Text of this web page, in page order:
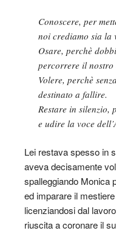
Conoscere, per
noi crediamo sia la
Osare, perchè
percorrere il nostro
Volere, perchè
destinato a fallire.
Restare in silenzio,
e udire la voce
Lei restava spesso in
aveva decisamente
spalleggiando Monica
ed imparare il
licenziandosi dal
riuscita a coronare il